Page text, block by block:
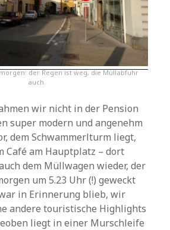
der Regen ist weg, die Müllabfuhr
auch.
wir nicht in der Pension
super modern und angenehm
dem Schwammerlturm liegt,
Café am Hauptplatz – dort
dem Müllwagen wieder, der
um 5.23 Uhr (!) geweckt
in Erinnerung blieb, wir
andere touristische Highlights
liegt in einer Murschleife